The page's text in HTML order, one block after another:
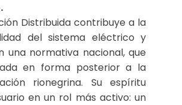
Distribuida contribuye a la
del sistema eléctrico y
una normativa nacional, que
en forma posterior a la
rionegrina. Su espíritu
en un rol más activo: un